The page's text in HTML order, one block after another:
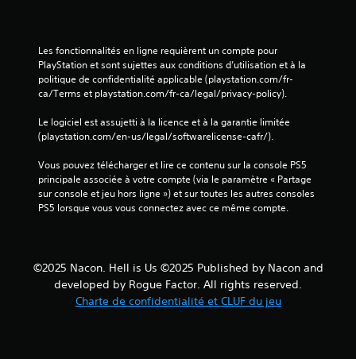
Les fonctionnalités en ligne requièrent un compte pour
PlayStation et sont sujettes aux conditions d’utilisation et à la
politique de confidentialité applicable (playstation.com/fr-
ca/Terms et playstation.com/fr-ca/legal/privacy-policy).
Le logiciel est assujetti à la licence et à la garantie limitée
(playstation.com/en-us/legal/softwarelicense-cafr/).
Vous pouvez télécharger et lire ce contenu sur la console PS5
principale associée à votre compte (via le paramètre « Partage
sur console et jeu hors ligne ») et sur toutes les autres consoles
PS5 lorsque vous vous connectez avec ce même compte.
©2025 Nacon. Hell is Us ©2025 Published by Nacon and
developed by Rogue Factor. All rights reserved.
Charte de confidentialité et CLUF du jeu